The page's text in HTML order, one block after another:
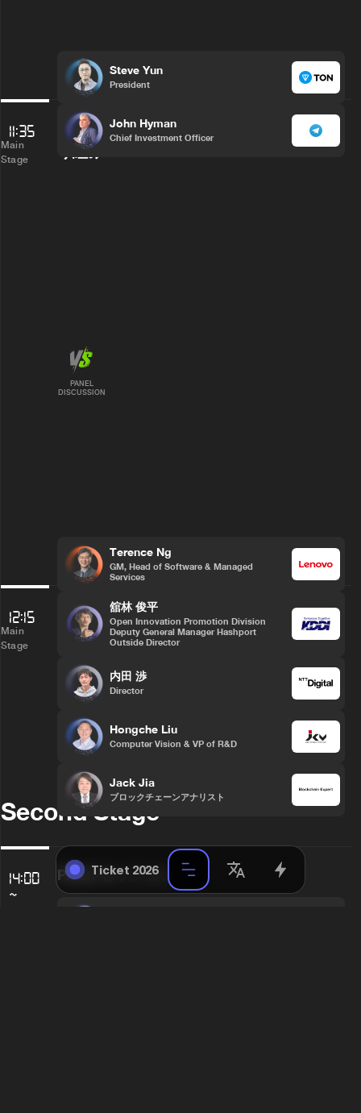
Ticket 2026
Steve Yun
President
John Hyman
Chief Investment Officer
11:35
Main
Stage
Web3とAIに対する国内外大手企業の取
り組み
PANEL
DISCUSSION
Terence Ng
GM, Head of Software & Managed
Services
舘林 俊平
Open Innovation Promotion Division
Deputy General Manager Hashport
Outside Director
内田 渉
Director
Hongche Liu
Computer Vision & VP of R&D
Jack Jia
ブロックチェーンアナリスト
12:15
Main
Stage
ランチタイム
ランチタイムをお楽しみください
午後
Second Stage
14:00
~
Pitch セッション